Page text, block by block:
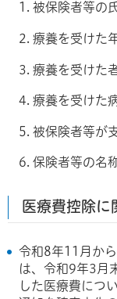
被保険者等の
療養を受けた
療養を受けた
療養を受けた
被保険者等が
保険者等の名
医療費控除に
令和8年11月か
は、令和9年3月
した医療費につ